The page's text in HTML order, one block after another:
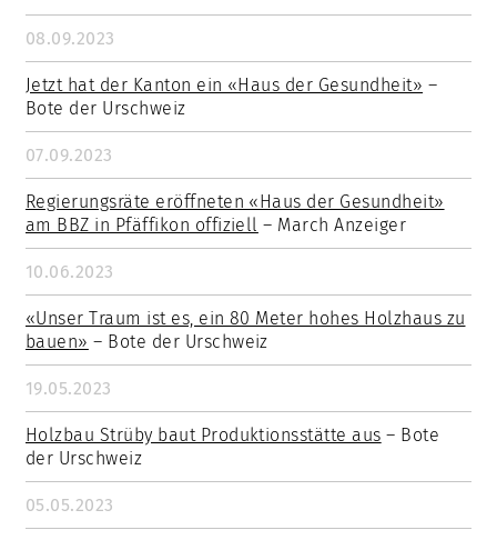
08.09.2023
Jetzt hat der Kanton ein «Haus der Gesundheit» –
Bote der Urschweiz
07.09.2023
Regierungsräte eröffneten «Haus der Gesundheit»
am BBZ in Pfäffikon offiziell – March Anzeiger
10.06.2023
«Unser Traum ist es, ein 80 Meter hohes Holzhaus zu
bauen» – Bote der Urschweiz
19.05.2023
Holzbau Strüby baut Produktionsstätte aus – Bote
der Urschweiz
05.05.2023